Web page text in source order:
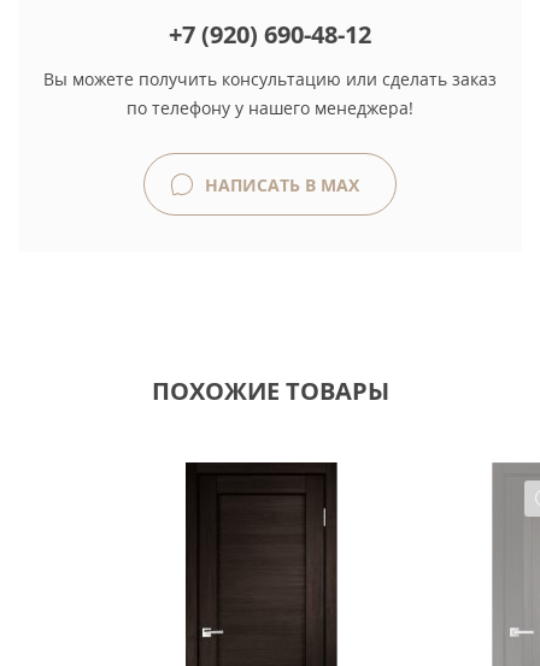
+7 (920) 690-48-12
Вы можете получить консультацию или сделать заказ
по телефону у нашего менеджера!
НАПИСАТЬ В MAX
ПОХОЖИЕ ТОВАРЫ